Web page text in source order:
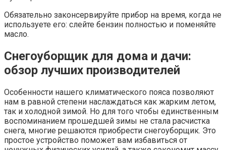
Обязательно законсервируйте прибор на время, когда не
используете его: слейте бензин полностью и поменяйте
масло.
Снегоуборщик для дома и дачи:
обзор лучших производителей
Особенности нашего климатического пояса позволяют
нам в равной степени наслаждаться как жарким летом,
так и холодной зимой. Но для того чтобы единственным
воспоминанием прошедшей зимы не стала расчистка
снега, многие решаются приобрести снегоуборщик. Это
простое устройство поможет вам избавиться от